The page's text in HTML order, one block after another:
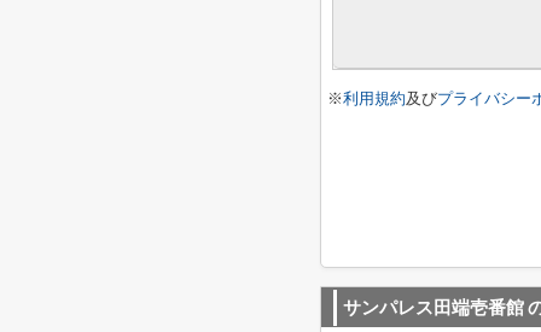
※利用規約及びプライバシー
サンパレス田端壱番館